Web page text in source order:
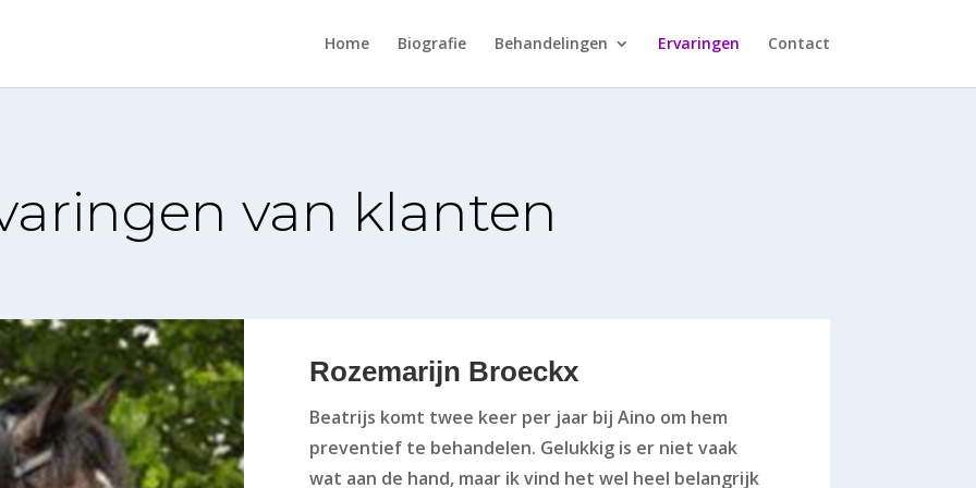
Home Biografie Behandelingen Ervaringen Contact
van klanten
Rozemarijn Broeckx
Beatrijs komt twee keer per jaar bij Aino om hem
preventief te behandelen. Gelukkig is er niet vaak
wat aan de hand, maar ik vind het wel heel belangrijk